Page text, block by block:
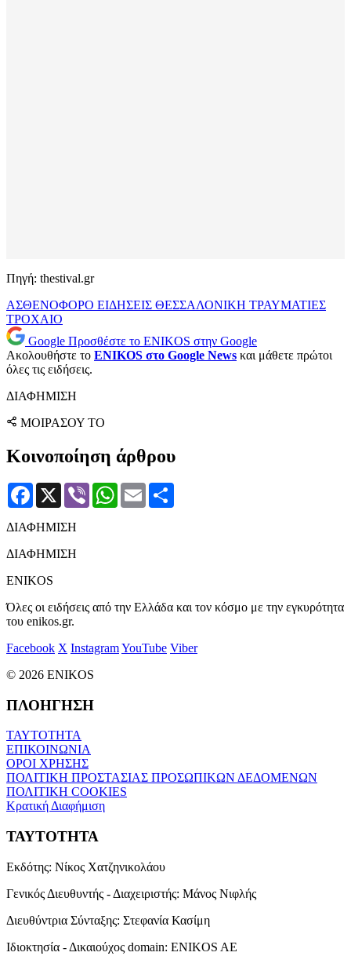
Πηγή: thestival.gr
ΑΣΘΕΝΟΦΟΡΟ ΕΙΔΗΣΕΙΣ ΘΕΣΣΑΛΟΝΙΚΗ ΤΡΑΥΜΑΤΙΕΣ
ΤΡΟΧΑΙΟ
Google Προσθέστε το ENIKOS στην Google
Ακολουθήστε το ENIKOS στο Google News και μάθετε πρώτοι
όλες τις ειδήσεις.
ΔΙΑΦΗΜΙΣΗ
ΜΟΙΡΑΣΟΥ ΤΟ
Κοινοποίηση άρθρου
Facebook
X Viber WhatsApp
Email
ΔΙΑΦΗΜΙΣΗ
ΔΙΑΦΗΜΙΣΗ
ENIKOS
Όλες οι ειδήσεις από την Ελλάδα και τον κόσμο με την εγκυρότητα
του enikos.gr.
Facebook X InstagramYouTube Viber
© 2026 ENIKOS
ΠΛΟΗΓΗΣΗ
ΤΑΥΤΟΤΗΤΑ
ΕΠΙΚΟΙΝΩΝΙΑ
ΟΡΟΙ ΧΡΗΣΗΣ
ΠΟΛΙΤΙΚΗ ΠΡΟΣΤΑΣΙΑΣ ΠΡΟΣΩΠΙΚΩΝ ΔΕΔΟΜΕΝΩΝ
ΠΟΛΙΤΙΚΗ COOKIES
Κρατική Διαφήμιση
ΤΑΥΤΟΤΗΤΑ
Εκδότης: Νίκος Χατζηνικολάου
Γενικός Διευθυντής - Διαχειριστής: Μάνος Νιφλής
Διευθύντρια Σύνταξης: Στεφανία Κασίμη
Ιδιοκτησία - Δικαιούχος domain: ENIKOS AE